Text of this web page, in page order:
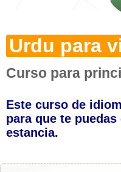
Urdu para
Curso para
Este curso de
para que te
estancia.